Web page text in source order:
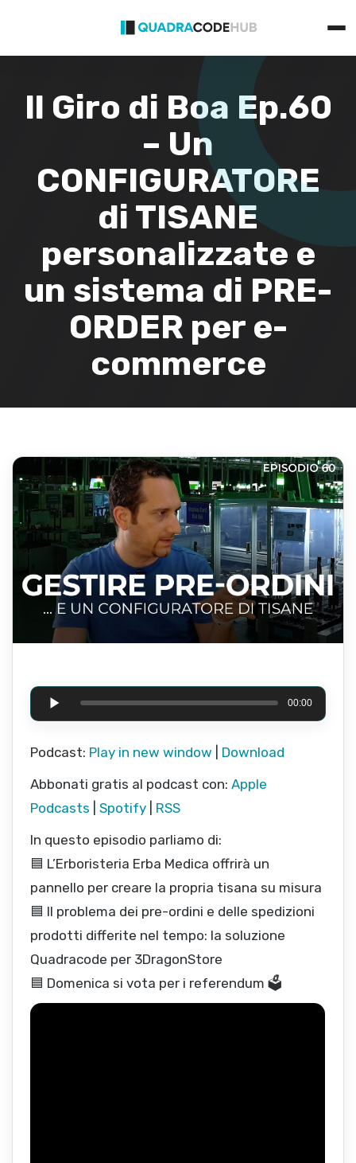
Il Giro di Boa Ep.60
– Un
CONFIGURATORE
di TISANE
personalizzate e
un sistema di PRE-
ORDER per e-
commerce
Audio Player 00:00
Podcast: Play in new window
Download
Abbonati gratis al podcast con:Apple
Podcasts |Spotify
RSS
In questo episodio parliamo di:
🟦 L’Erboristeria Erba Medica offrirà un
pannello per creare la propria tisana su misura
🟦 Il problema dei pre-ordini e delle spedizioni
prodotti differite nel tempo: la soluzione
Quadracode per 3DragonStore
🟦 Domenica si vota per i referendum 🗳️